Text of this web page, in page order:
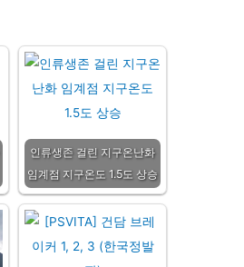
인류생존 걸린 지구온난화
임계점 지구온도 1.5도 상승